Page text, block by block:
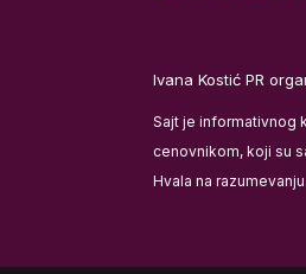
Ivana Kostić PR
Sajt je informativnog
cenovnikom, koji su
Hvala na